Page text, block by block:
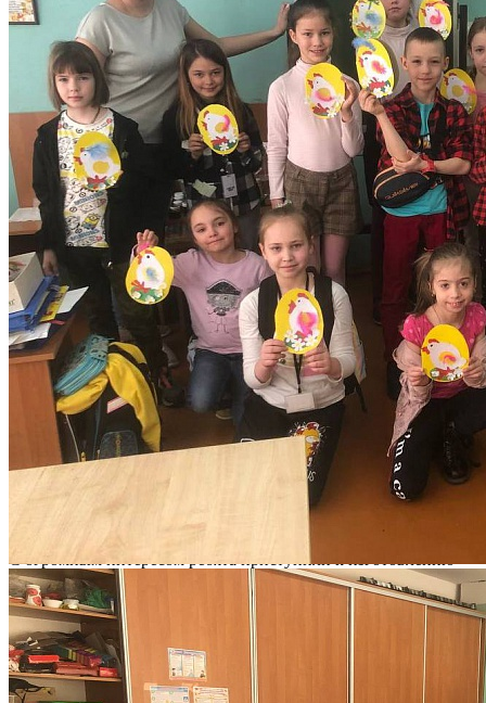
Количество просмотров: 1116
В рамках празднования года народного искусства и
нематериального культурного наследия народов России 18
апреля в младшей группе коллектива «Радуга красок»
(педагог Флейтух Елена Владимировна) состоялся мастер-
класс по изготовлению открытки.
С огромным интересом ребята приступили к изготовлению
поделок, аккуратно и бережно вырезали и наклеивали детали.
У всех детей получились яркие и красочные работы!
Мероприятие подготовила и провела член Совета кружковцев
Дворца Ретикова Варвара.